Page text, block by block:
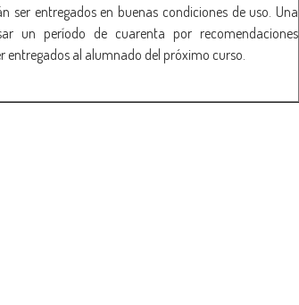
ser entregados en buenas condiciones de uso. Una
un período de cuarenta por recomendaciones
entregados al alumnado del próximo curso.